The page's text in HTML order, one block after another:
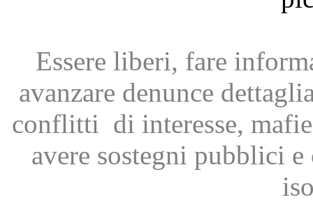
Essere liberi, fare
avanzare denunce
conflitti di interesse,
avere sostegni pubblici